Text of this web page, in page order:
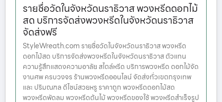
รายชื่อวัดในจังหวัดนราธิวาส พวงหรีดดอกไม้
สด บริการจัดส่งพวงหรีดในจังหวัดนราธิวาส
จัดส่งฟรี
StyleWreath.com รายชื่อวัดในจังหวัดนราธิวาส พวงหรีด
ดอกไม้สด บริการจัดส่งพวงหรีดในจังหวัดนราธิวาส ตัวแทน
ความรู้สึกแสดงความอาลัย สไตล์หรีด บริการพวงหรีด ดอกไม้จัด
งานศพ ครบวงจร ร้านพวงหรีดออนไลน์ จัดส่งทั่วเขตกรุงเทพ
และ ปริมณฑล ดีไซน์สวยหรู ราคาถูก พวงหรีดดอกไม้สด
พวงหรีดพัดลม พวงหรีดต้นไม้ พวงหรีดของใช้ พวงหรีดสำเร็จรูป